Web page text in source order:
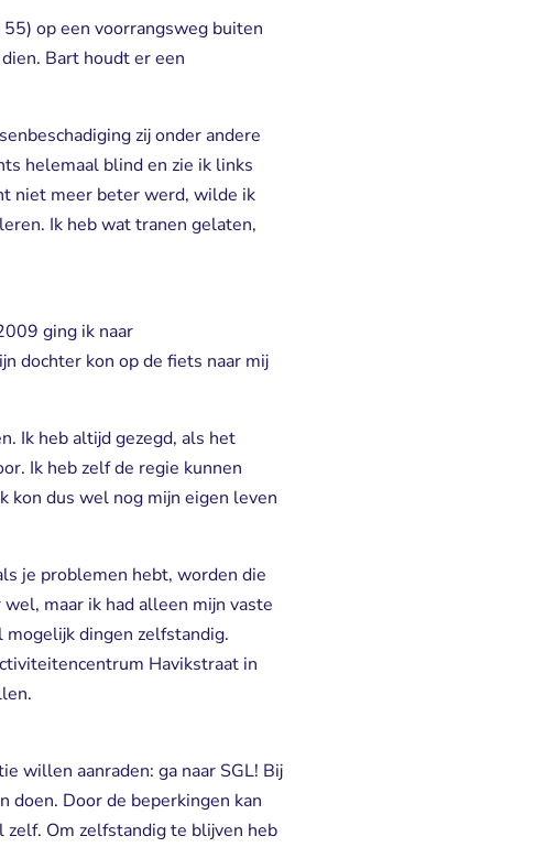
op een voorrangsweg buiten
Bart houdt er een
zij onder andere
helemaal blind en zie ik links
niet meer beter werd, wilde ik
Ik heb wat tranen gelaten,
ging ik naar
dochter kon op de fiets naar mij
Ik heb altijd gezegd, als het
Ik heb zelf de regie kunnen
kon dus wel nog mijn eigen leven
je problemen hebt, worden die
maar ik had alleen mijn vaste
mogelijk dingen zelfstandig.
Havikstraat in
willen aanraden: ga naar SGL! Bij
doen. Door de beperkingen kan
Om zelfstandig te blijven heb